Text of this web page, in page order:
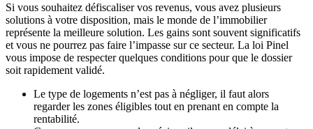
Si vous souhaitez défiscaliser vos revenus, vous avez plusieurs
solutions à votre disposition, mais le monde de l’immobilier
représente la meilleure solution. Les gains sont souvent significatifs
et vous ne pourrez pas faire l’impasse sur ce secteur. La loi Pinel
vous impose de respecter quelques conditions pour que le dossier
soit rapidement validé.
Le type de logements n’est pas à négliger, il faut alors
regarder les zones éligibles tout en prenant en compte la
rentabilité.